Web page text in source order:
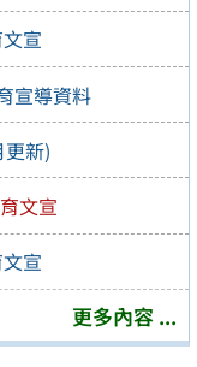
宣
宣導資料
新)
文宣
宣
更多內容 ...